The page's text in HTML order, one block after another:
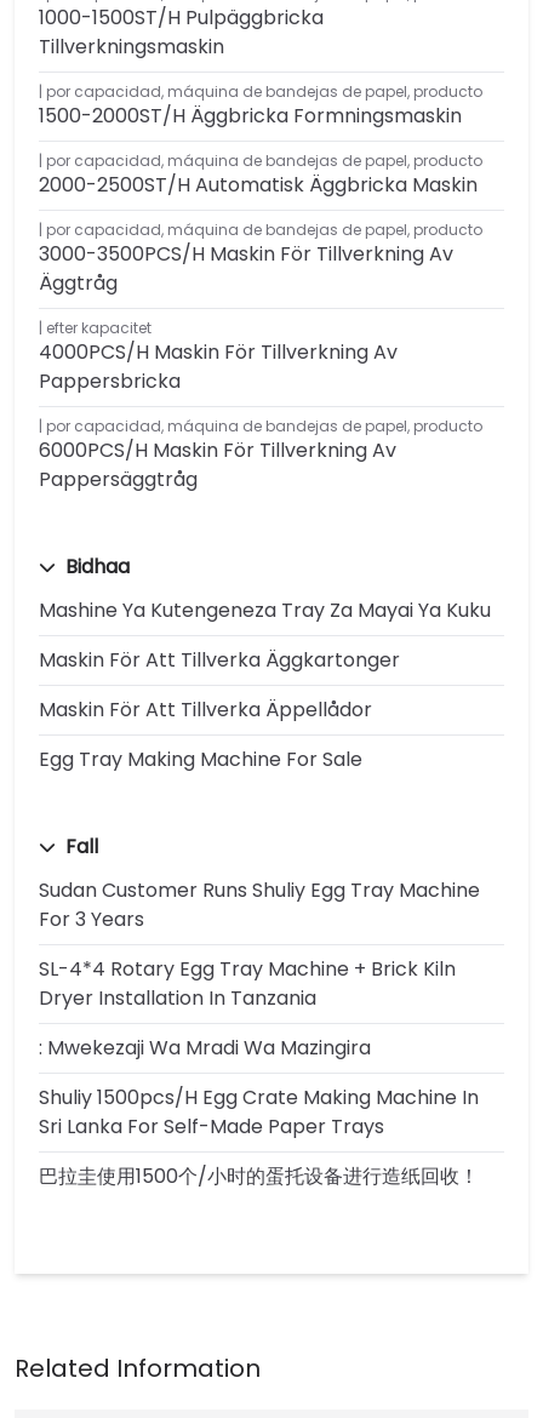
1000-1500ST/H Pulpäggbricka
Tillverkningsmaskin
por capacidad, máquina de bandejas de papel, producto
1500-2000ST/H Äggbricka Formningsmaskin
por capacidad, máquina de bandejas de papel, producto
2000-2500ST/H Automatisk Äggbricka Maskin
por capacidad, máquina de bandejas de papel, producto
3000-3500PCS/H Maskin För Tillverkning Av
Äggtråg
efter kapacitet
4000PCS/H Maskin För Tillverkning Av
Pappersbricka
por capacidad, máquina de bandejas de papel, producto
6000PCS/H Maskin För Tillverkning Av
Pappersäggtråg
Bidhaa
Mashine Ya Kutengeneza Tray Za Mayai Ya Kuku
Maskin För Att Tillverka Äggkartonger
Maskin För Att Tillverka Äppellådor
Egg Tray Making Machine For Sale
Fall
Sudan Customer Runs Shuliy Egg Tray Machine
For 3 Years
SL-4*4 Rotary Egg Tray Machine + Brick Kiln
Dryer Installation In Tanzania
: Mwekezaji Wa Mradi Wa Mazingira
Shuliy 1500pcs/h Egg Crate Making Machine In
Sri Lanka For Self-Made Paper Trays
巴拉圭使用1500个/小时的蛋托设备进行造纸回收！